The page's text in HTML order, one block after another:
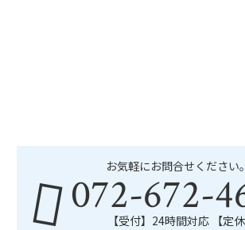
お気軽にお問合せください。
072-672-
【受付】24時間対応 【定